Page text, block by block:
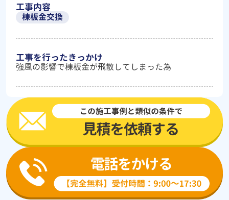
工事内容
棟板金交換
工事を行ったきっかけ
強風の影響で棟板金が飛散してしまった為